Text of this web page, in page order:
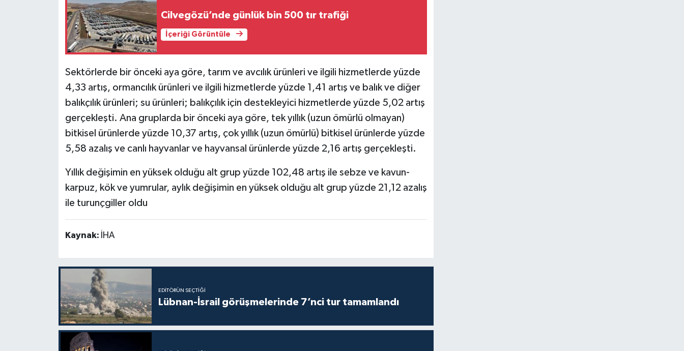
Cilvegözü’nde günlük bin 500 tır trafiği
İçeriği Görüntüle
Sektörlerde bir önceki aya göre, tarım ve avcılık ürünleri ve ilgili hizmetlerde yüzde
4,33 artış, ormancılık ürünleri ve ilgili hizmetlerde yüzde 1,41 artış ve balık ve diğer
balıkçılık ürünleri; su ürünleri; balıkçılık için destekleyici hizmetlerde yüzde 5,02 artış
gerçekleşti. Ana gruplarda bir önceki aya göre, tek yıllık (uzun ömürlü olmayan)
bitkisel ürünlerde yüzde 10,37 artış, çok yıllık (uzun ömürlü) bitkisel ürünlerde yüzde
5,58 azalış ve canlı hayvanlar ve hayvansal ürünlerde yüzde 2,16 artış gerçekleşti.
Yıllık değişimin en yüksek olduğu alt grup yüzde 102,48 artış ile sebze ve kavun-
karpuz, kök ve yumrular, aylık değişimin en yüksek olduğu alt grup yüzde 21,12 azalış
ile turunçgiller oldu
Kaynak: İHA
EDITÖRÜN SEÇTIĞI
Lübnan-İsrail görüşmelerinde 7’nci tur tamamlandı
Televizyon
Yaşam-Çevre